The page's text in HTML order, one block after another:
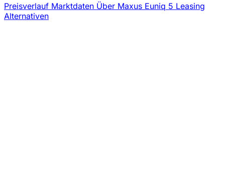
Preisverlauf Marktdaten Über Maxus Euniq 5 Leasing
Alternativen